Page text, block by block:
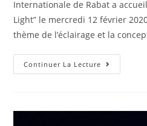
Internationale de Rabat a
Light” le mercredi 12 février
thème de l’éclairage et la
Continuer La Lecture